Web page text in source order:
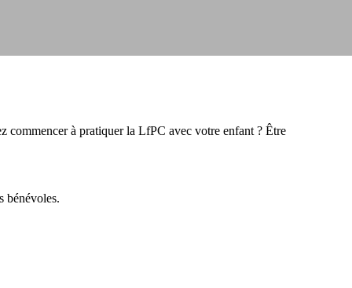
commencer à pratiquer la LfPC avec votre enfant ? Être
bénévoles.